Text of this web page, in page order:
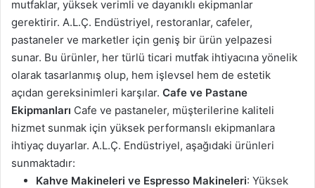
mutfaklar, yüksek verimli ve dayanıklı ekipmanlar
gerektirir. A.L.Ç. Endüstriyel, restoranlar, cafeler,
pastaneler ve marketler için geniş bir ürün yelpazesi
sunar. Bu ürünler, her türlü ticari mutfak ihtiyacına yönelik
olarak tasarlanmış olup, hem işlevsel hem de estetik
açıdan gereksinimleri karşılar. Cafe ve Pastane
Ekipmanları Cafe ve pastaneler, müşterilerine kaliteli
hizmet sunmak için yüksek performanslı ekipmanlara
ihtiyaç duyarlar. A.L.Ç. Endüstriyel, aşağıdaki ürünleri
sunmaktadır:
Kahve Makineleri ve Espresso Makineleri: Yüksek